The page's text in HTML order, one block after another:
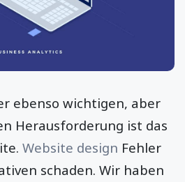
ebenso wichtigen, aber
Herausforderung ist das
Website design Fehler
schaden. Wir haben